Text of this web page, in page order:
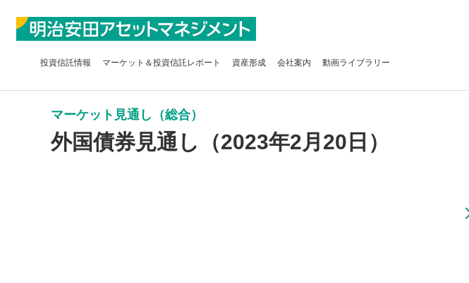
投資信託情報 マーケット＆投資信託レポート 資産形成 会社案内 動画ライブラリー
マーケット見通し（総合）
外国債券見通し（2023年2月20日）